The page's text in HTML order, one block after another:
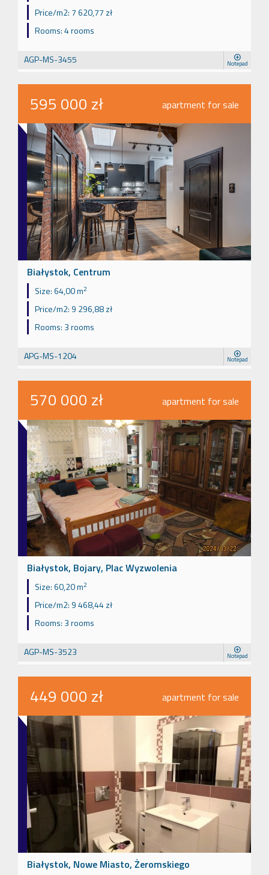
Price/m2: 7 620,77 zł
Rooms:4 rooms
AGP-MS-3455 Notepad
595 000 zł apartment for sale
Białystok, Centrum
Size:64,00 m2
Price/m2: 9 296,88 zł
Rooms: 3 rooms
APG-MS-1204 Notepad
570 000 zł apartment for sale
Białystok, Bojary, Plac Wyzwolenia
Size:60,20 m2
Price/m2: 9 468,44 zł
Rooms: 3 rooms
AGP-MS-3523 Notepad
449 000 zł apartment for sale
Białystok, Nowe Miasto, Żeromskiego